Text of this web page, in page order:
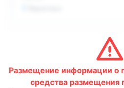
Размещение информации о
средства размещения